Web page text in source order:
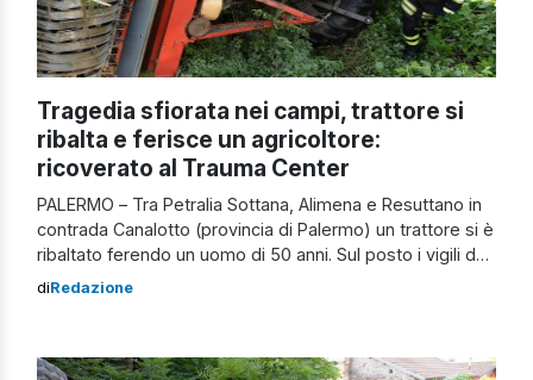
Tragedia sfiorata nei campi, trattore si
ribalta e ferisce un agricoltore:
ricoverato al Trauma Center
PALERMO – Tra Petralia Sottana, Alimena e Resuttano in
contrada Canalotto (provincia di Palermo) un trattore si è
ribaltato ferendo un uomo di 50 anni. Sul posto i vigili del
fuoco, per mettere in sicurezza l’area e aiutare l’uomo.
diRedazione